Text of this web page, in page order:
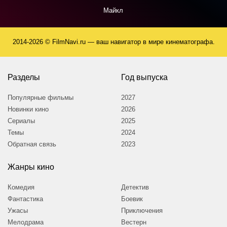
тогда вам несомненно стоит посмотреть этот фильм.
задачу. И вы поймёте, что жизнь может и должна быть
приятнее, чем есть, куда свободнее и добрее, и куда
Майкл
2014-2026 © FilmNavi.ru — ваш навигатор в мире кинематографа.
Разделы
Популярные фильмы
Новинки кино
Сериалы
Темы
Обратная связь
Год выпуска
2027
2026
2025
2024
2023
Жанры кино
Комедия
Фантастика
Ужасы
Мелодрама
Детектив
Боевик
Приключения
Вестерн